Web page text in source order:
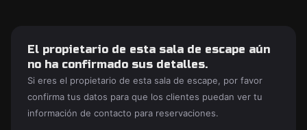
El propietario de esta sala de escape aún
no ha confirmado sus detalles.
Si eres el propietario de esta sala de escape, por favor
confirma tus datos para que los clientes puedan ver tu
información de contacto para reservaciones.